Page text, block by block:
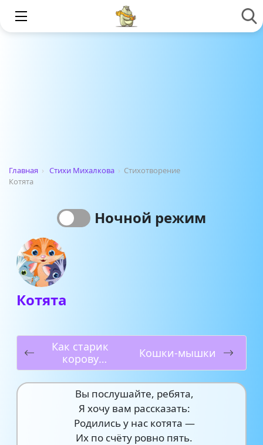
Главная › Стихи Михалкова › Стихотворение
Котята
Ночной режим
Котята
Как старик
корову
продавал
Кошки-мышки
Вы послушайте, ребята,
Я хочу вам рассказать:
Родились у нас котята —
Их по счёту ровно пять.